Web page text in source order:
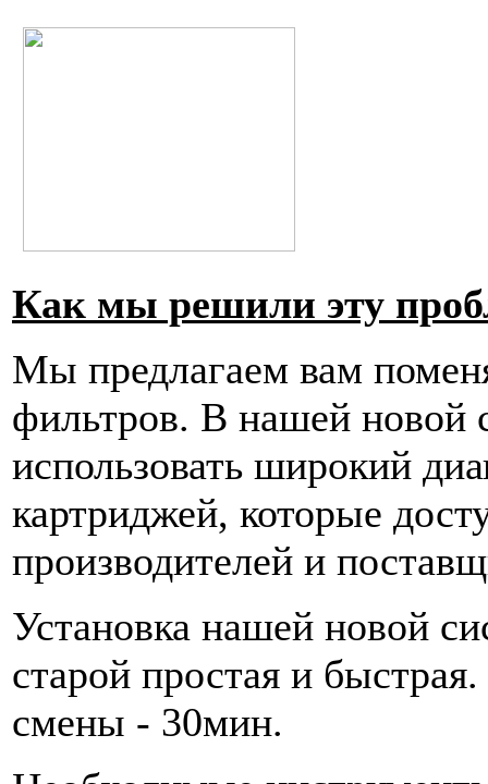
Как мы решили эту
Мы предлагаем вам
фильтров. В нашей новой
использовать широкий
картриджей, которые
производителей и
Установка нашей новой
старой простая и
смены - 30мин.